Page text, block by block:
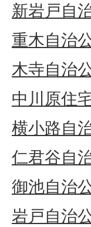
新岩戸自
重木自治
木寺自治
中川原住
横小路自
仁君谷自
御池自治
岩戸自治